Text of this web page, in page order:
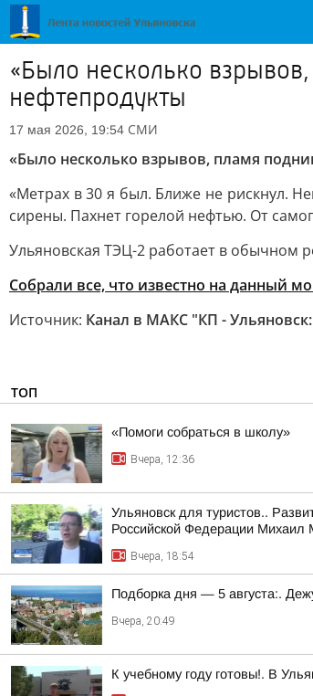
«Было несколько
нефтепродукты
17 мая 2026, 19:54 СМИ
«Было несколько взрывов, пламя
«Метрах в 30 я был. Ближе не рискнул.
сирены. Пахнет горелой нефтью. От
Ульяновская ТЭЦ-2 работает в обычном
Собрали все, что известно на данный
Источник: Канал в МАКС "КП -
ТОП
«Помоги собраться в школу»
Вчера, 12:36
Ульяновск для туристов..
Российской Федерации Михаил
Вчера, 18:54
Подборка дня — 5 августа:.
Вчера, 20:49
К учебному году готовы!. В